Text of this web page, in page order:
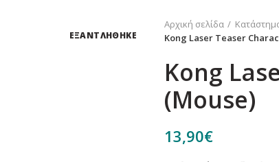
ΕΞΑΝΤΛΗΘΗΚΕ
Αρχική σελίδα
Kong Laser Teaser
Kong
(Mouse)
13,90€